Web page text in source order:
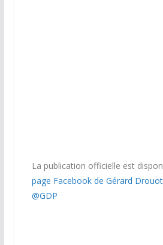
La publication officielle est
page Facebook de Gérard
@GDP